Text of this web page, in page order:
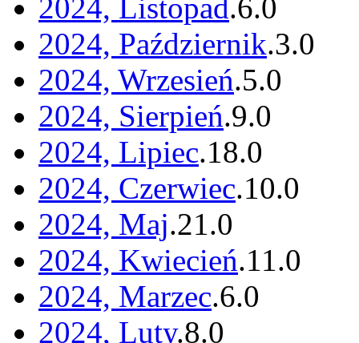
2024, Listopad.6.0
2024, Październik.3.0
2024, Wrzesień.5.0
2024, Sierpień.9.0
2024, Lipiec.18.0
2024, Czerwiec.10.0
2024, Maj.21.0
2024, Kwiecień.11.0
2024, Marzec.6.0
2024, Luty.8.0